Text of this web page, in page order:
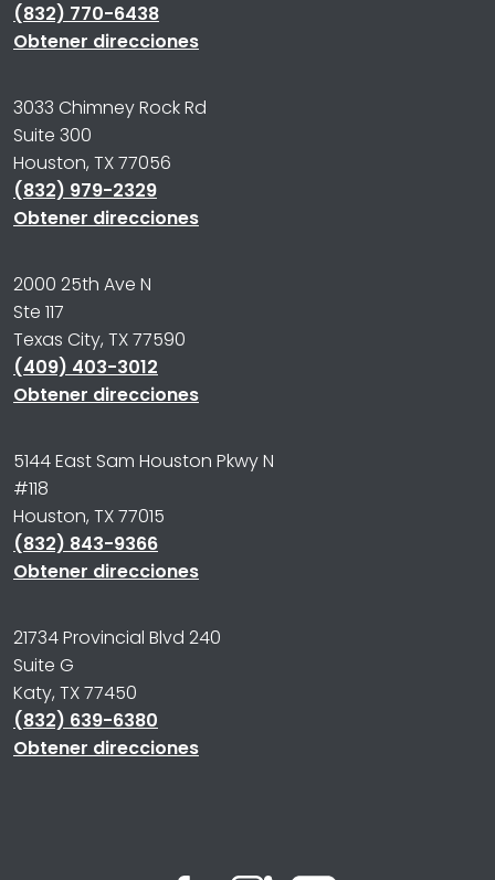
(832) 770-6438
Obtener direcciones
3033 Chimney Rock Rd
Suite 300
Houston, TX 77056
(832) 979-2329
Obtener direcciones
2000 25th Ave N
Ste 117
Texas City, TX 77590
(409) 403-3012
Obtener direcciones
5144 East Sam Houston Pkwy N
#118
Houston, TX 77015
(832) 843-9366
Obtener direcciones
21734 Provincial Blvd 240
Suite G
Katy, TX 77450
(832) 639-6380
Obtener direcciones